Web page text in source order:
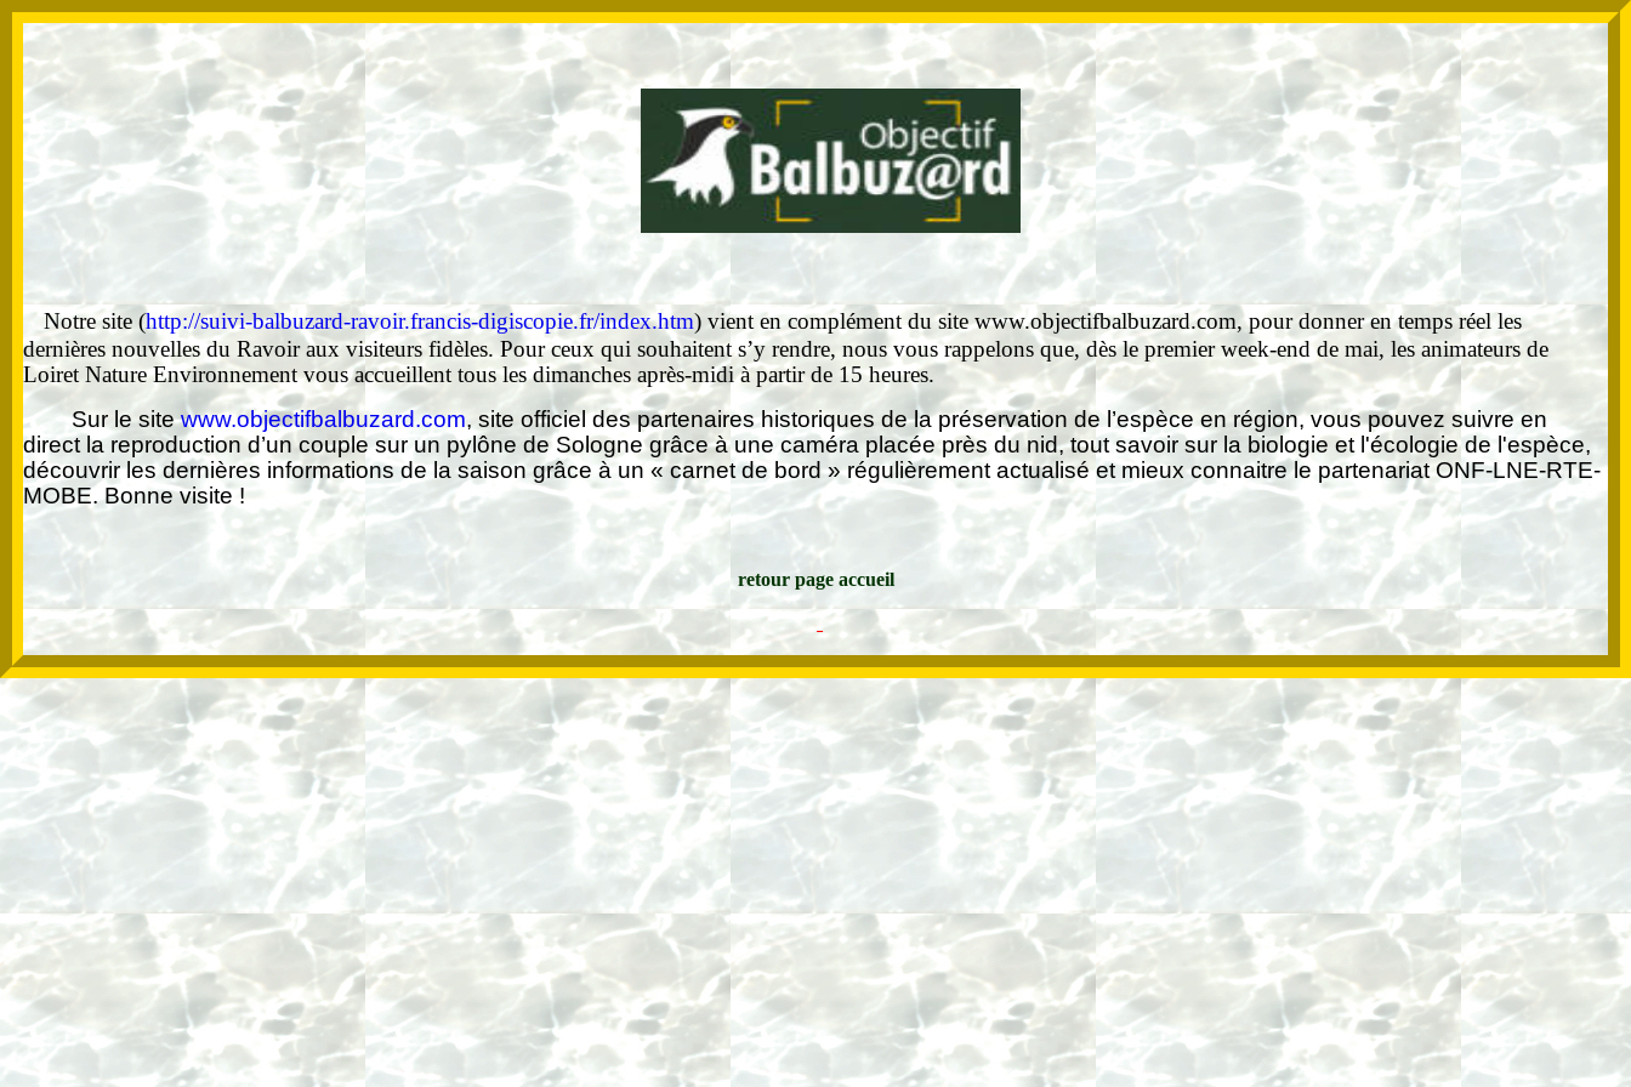
Notre site (http://suivi-balbuzard-ravoir.francis-digiscopie.fr/index.htm) vient en complément du sitewww.objectifbalbuzard.com, pour donner en temps réel les
dernières nouvelles du Ravoir aux visiteurs fidèles. Pour ceux qui souhaitent s’y rendre, nous vous rappelons que, dès le premier week-end de mai, les animateurs de
Loiret Nature Environnement vous accueillent tous les dimanches après-midi à partir de 15 heures.
Sur le sitewww.objectifbalbuzard.com, site officiel des partenaires historiques de la préservation de l’espèce en région, vous pouvez suivre en
direct la reproduction d’un couple sur un pylône de Sologne grâce à une caméra placée près du nid, tout savoir sur la biologie et l'écologie de l'espèce,
découvrir les dernières informations de la saison grâce à un « carnet de bord » régulièrement actualisé et mieux connaitre le partenariat ONF-LNE-RTE-
MOBE. Bonne visite !
retour page accueil